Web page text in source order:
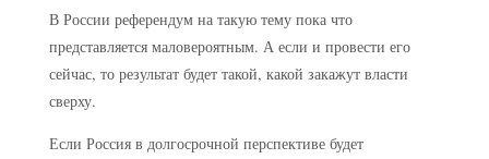
В России референдум на такую тему пока что
представляется маловероятным. А если и провести его
сейчас, то результат будет такой, какой закажут власти
сверху.
Если Россия в долгосрочной перспективе будет